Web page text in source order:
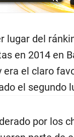
lugar del
en 2014 en
el claro
el segundo
por los